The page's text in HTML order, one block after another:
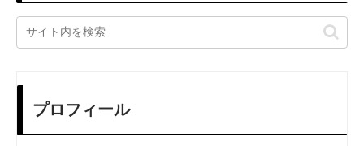
プロフィール